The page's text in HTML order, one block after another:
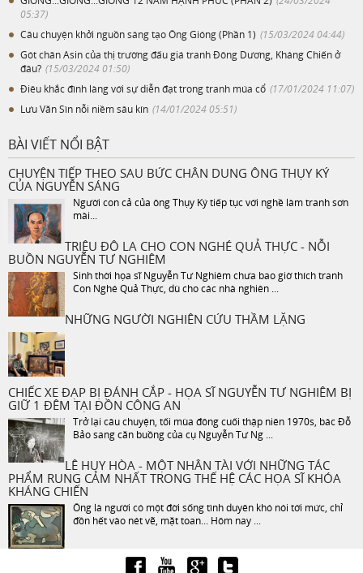
05:37)
Câu chuyện khởi nguồn sáng tạo Ông Gióng (Phần 1) (15/03/2024 04:44)
Gót chân Asin của thị trường đấu giá tranh Đông Dương, Kháng Chiến ở
đâu? (15/03/2024 01:50)
Điêu khắc đình làng với sự diễn đạt trong tranh múa cổ (17/01/2024 11:07)
Lưu Văn Sìn nỗi niềm sâu kín (14/01/2024 05:51)
BÀI VIẾT NỔI BẬT
CHUYỆN TIẾP THEO SAU BỨC CHÂN DUNG ÔNG THỤY KÝ
CỦA NGUYỄN SÁNG
Người con cả của ông Thụy Ký tiếp tục với nghề làm tranh sơn
mài...
TRIỆU ĐÔ LA CHO CON NGHÉ QUẢ THỰC - NỖI
BUỒN NGUYỄN TƯ NGHIÊM
Sinh thời họa sĩ Nguyễn Tư Nghiêm chưa bao giờ thích tranh
Con Nghé Quả Thực, dù cho các nhà nghiên ...
NHỮNG NGƯỜI NGHIÊN CỨU THẦM LẶNG
CHIẾC XE ĐẠP BỊ ĐÁNH CẮP - HỌA SĨ NGUYỄN TƯ NGHIÊM BỊ
GIỮ 1 ĐÊM TẠI ĐỒN CÔNG AN
Trở lại câu chuyện, tối mùa đông cuối thập niên 1970s, bác Đỗ
Bảo sang căn buồng của cụ Nguyễn Tư Ng ...
LÊ HUY HÒA - MỘT NHÂN TÀI VỚI NHỮNG TÁC
PHẨM RUNG CẢM NHẤT TRONG THẾ HỆ CÁC HỌA SĨ KHÓA
KHÁNG CHIẾN
Ông là người có một đời sống tình duyên khó nói tới mức, chỉ
đồn hết vào nét vẽ, mặt toan... Hôm nay ...